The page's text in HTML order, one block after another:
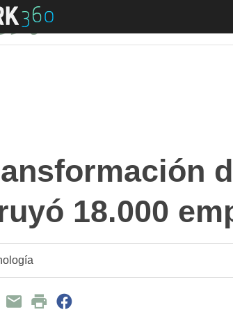
18.000